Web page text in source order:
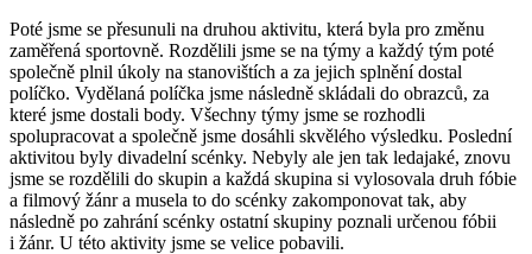
Poté jsme se přesunuli na druhou aktivitu, která byla pro změnu
zaměřená sportovně. Rozdělili jsme se na týmy a každý tým poté
společně plnil úkoly na stanovištích a za jejich splnění dostal
políčko. Vydělaná políčka jsme následně skládali do obrazců, za
které jsme dostali body. Všechny týmy jsme se rozhodli
spolupracovat a společně jsme dosáhli skvělého výsledku. Poslední
aktivitou byly divadelní scénky. Nebyly ale jen tak ledajaké, znovu
jsme se rozdělili do skupin a každá skupina si vylosovala druh fóbie
a filmový žánr a musela to do scénky zakomponovat tak, aby
následně po zahrání scénky ostatní skupiny poznali určenou fóbii
i žánr. U této aktivity jsme se velice pobavili.